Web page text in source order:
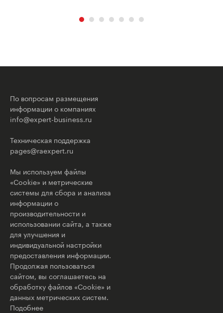
По вопросам размещения
информации о компаниях
info@expert-business.ru
Техническая поддержка
pages@raexpert.ru
Мы используем файлы
«Cookie» и метрические
системы для сбора и анализа
информации о
производительности и
использовании сайта, а также
для улучшения и
индивидуальной настройки
предоставления информации.
Продолжая пользоваться
сайтом, вы соглашаетесь на
обработку файлов «Cookie» и
данных метрических систем.
Подобнее